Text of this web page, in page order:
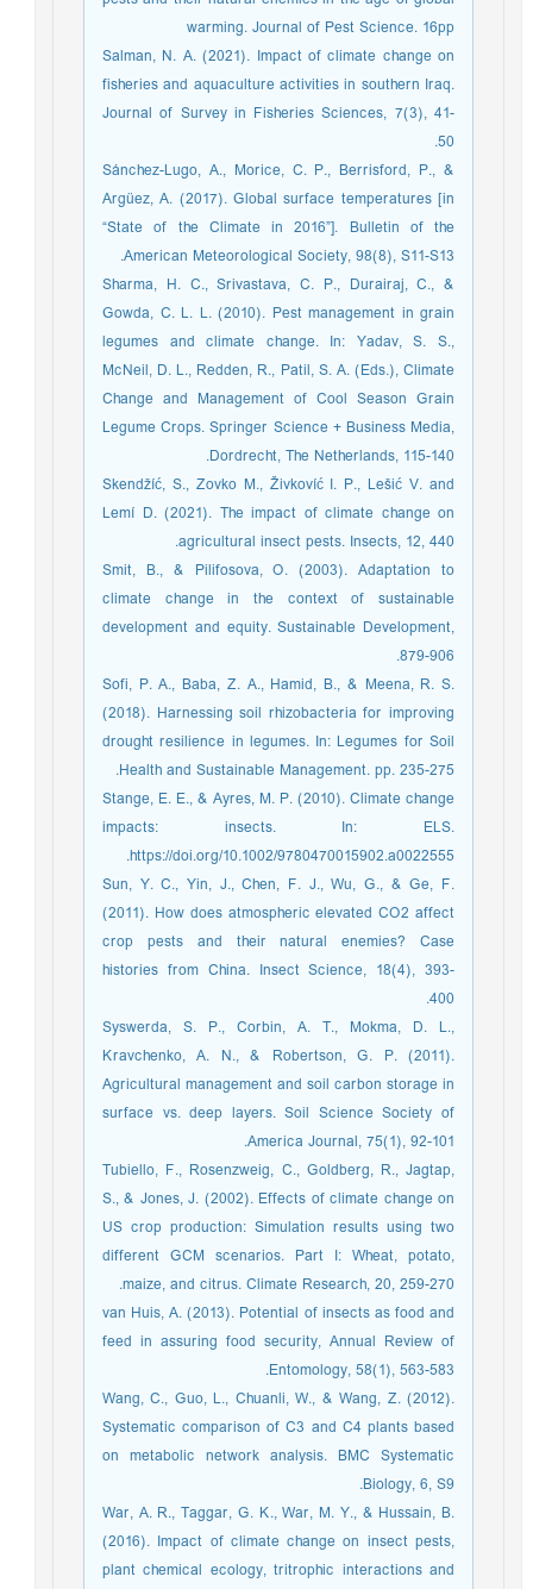
warming. Journal of Pest Science. 16pp
Salman, N. A. (2021). Impact of climate change on
fisheries and aquaculture activities in southern Iraq.
Journal of Survey in Fisheries Sciences, 7(3), 41-
50.
Sánchez-Lugo, A., Morice, C. P., Berrisford, P., &
Argüez, A. (2017). Global surface temperatures [in
“State of the Climate in 2016”]. Bulletin of the
American Meteorological Society, 98(8), S11-S13.‏
Sharma, H. C., Srivastava, C. P., Durairaj, C., &
Gowda, C. L. L. (2010). Pest management in grain
legumes and climate change. In: Yadav, S. S.,
McNeil, D. L., Redden, R., Patil, S. A. (Eds.), Climate
Change and Management of Cool Season Grain
Legume Crops. Springer Science + Business Media,
Dordrecht, The Netherlands, 115-140.
Skendžíć, S., Zovko M., Živkovíć I. P., Lešić V. and
Lemí D. (2021). The impact of climate change on
agricultural insect pests. Insects, 12, 440.
Smit, B., & Pilifosova, O. (2003). Adaptation to
climate change in the context of sustainable
development and equity. Sustainable Development,
879-906.
Sofi, P. A., Baba, Z. A., Hamid, B., & Meena, R. S.
(2018). Harnessing soil rhizobacteria for improving
drought resilience in legumes. In: Legumes for Soil
Health and Sustainable Management. pp. 235-275.
Stange, E. E., & Ayres, M. P. (2010). Climate change
impacts: insects. In: ELS.
https://doi.org/10.1002/9780470015902.a0022555.
Sun, Y. C., Yin, J., Chen, F. J., Wu, G., & Ge, F.
(2011). How does atmospheric elevated CO2 affect
crop pests and their natural enemies? Case
histories from China. Insect Science, 18(4), 393-
400.
Syswerda, S. P., Corbin, A. T., Mokma, D. L.,
Kravchenko, A. N., & Robertson, G. P. (2011).
Agricultural management and soil carbon storage in
surface vs. deep layers. Soil Science Society of
America Journal, 75(1), 92-101.
Tubiello, F., Rosenzweig, C., Goldberg, R., Jagtap,
S., & Jones, J. (2002). Effects of climate change on
US crop production: Simulation results using two
different GCM scenarios. Part I: Wheat, potato,
maize, and citrus. Climate Research, 20, 259-270.
van Huis, A. (2013). Potential of insects as food and
feed in assuring food security, Annual Review of
Entomology, 58(1), 563-583.
Wang, C., Guo, L., Chuanli, W., & Wang, Z. (2012).
Systematic comparison of C3 and C4 plants based
on metabolic network analysis. BMC Systematic
Biology, 6, S9.
War, A. R., Taggar, G. K., War, M. Y., & Hussain, B.
(2016). Impact of climate change on insect pests,
plant chemical ecology, tritrophic interactions and